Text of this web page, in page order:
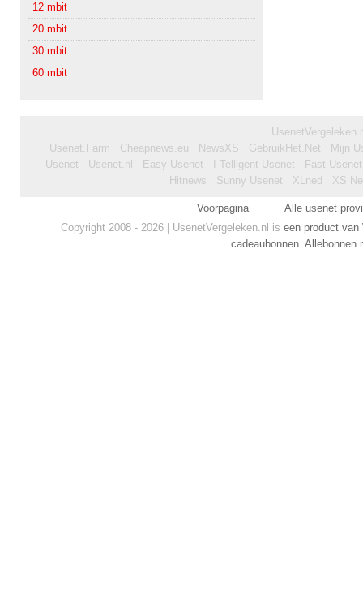
12 mbit
20 mbit
30 mbit
60 mbit
Usenet.Farm
Cheapnews.eu NewsXS GebruikHet.Net
Mijn
Usenet
Usenet.nl Easy Usenet I-Telligent Usenet
Fast Usenet
Hitnews
Sunny Usenet XLned XS
Voorpagina
Alle usenet
Copyright 2008 - 2026 | UsenetVergeleken.nl is een product van
cadeaubonnen.